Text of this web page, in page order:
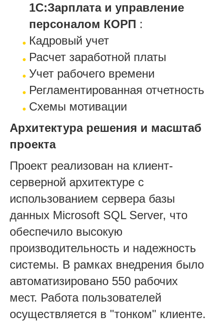
1С:Зарплата и управление
персоналом КОРП :
Кадровый учет
Расчет заработной платы
Учет рабочего времени
Регламентированная отчетность
Схемы мотивации
Архитектура решения и масштаб
проекта
Проект реализован на клиент-
серверной архитектуре с
использованием сервера базы
данных Microsoft SQL Server, что
обеспечило высокую
производительность и надежность
системы. В рамках внедрения было
автоматизировано 550 рабочих
мест. Работа пользователей
осуществляется в "тонком" клиенте.